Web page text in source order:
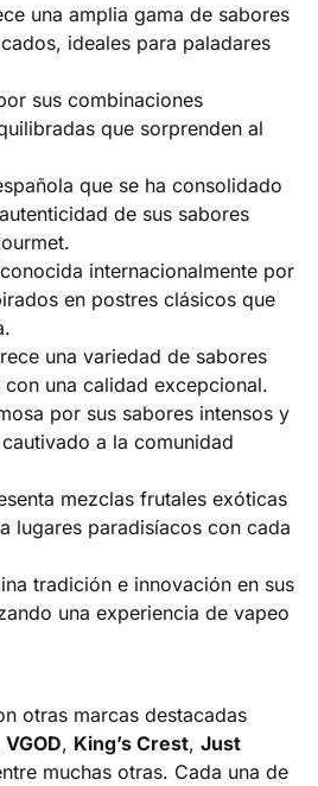
una amplia gama de sabores
ideales para paladares
sus combinaciones
que sorprenden al
que se ha consolidado
de sus sabores
internacionalmente por
en postres clásicos que
una variedad de sabores
una calidad excepcional.​
por sus sabores intensos y
a la comunidad
mezclas frutales exóticas
lugares paradisíacos con cada
tradición e innovación en sus
una experiencia de vapeo
otras marcas destacadas
VGOD, King’s Crest, Just
muchas otras. Cada una de